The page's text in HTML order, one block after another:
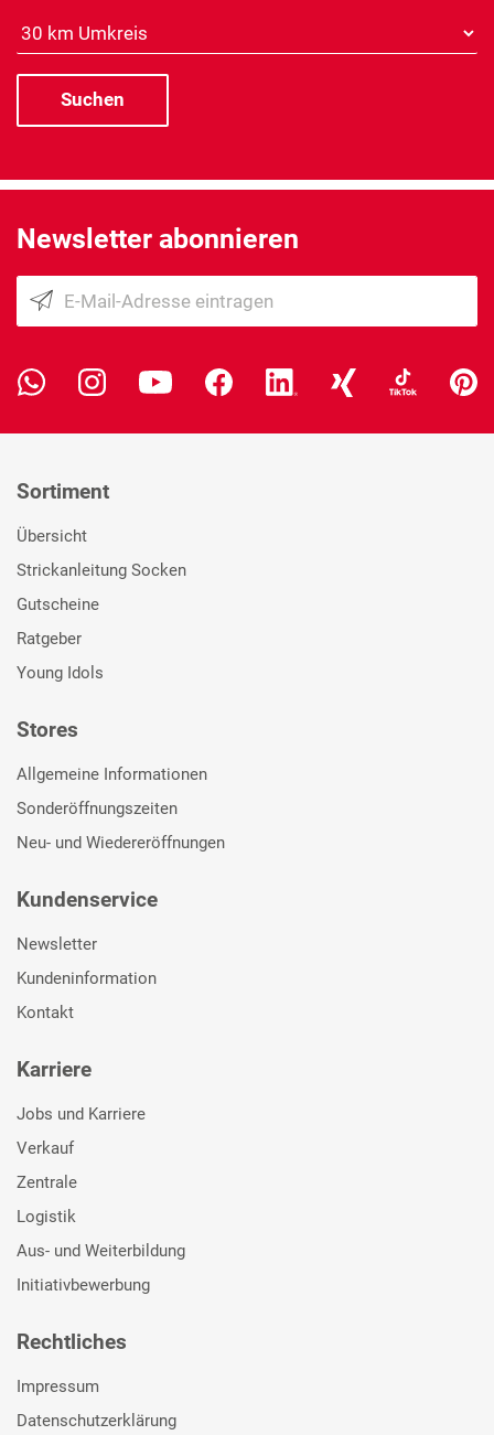
Distanz
Newsletter abonnieren
Sortiment
Übersicht
Strickanleitung Socken
Gutscheine
Ratgeber
Young Idols
Stores
Allgemeine Informationen
Sonderöffnungszeiten
Neu- und Wiedereröffnungen
Kundenservice
Newsletter
Kundeninformation
Kontakt
Karriere
Jobs und Karriere
Verkauf
Zentrale
Logistik
Aus- und Weiterbildung
Initiativbewerbung
Rechtliches
Impressum
Datenschutzerklärung